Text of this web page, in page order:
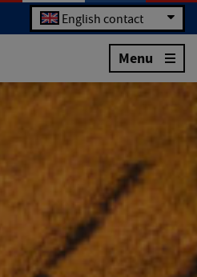
English contact
Menu